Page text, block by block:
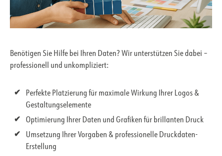
Benötigen Sie Hilfe bei Ihren Daten? Wir unterstützen Sie dabei –
professionell und unkompliziert:
Perfekte Platzierung für maximale Wirkung Ihrer Logos &
Gestaltungselemente
Optimierung Ihrer Daten und Grafiken für brillanten Druck
Umsetzung Ihrer Vorgaben & professionelle Druckdaten-
Erstellung